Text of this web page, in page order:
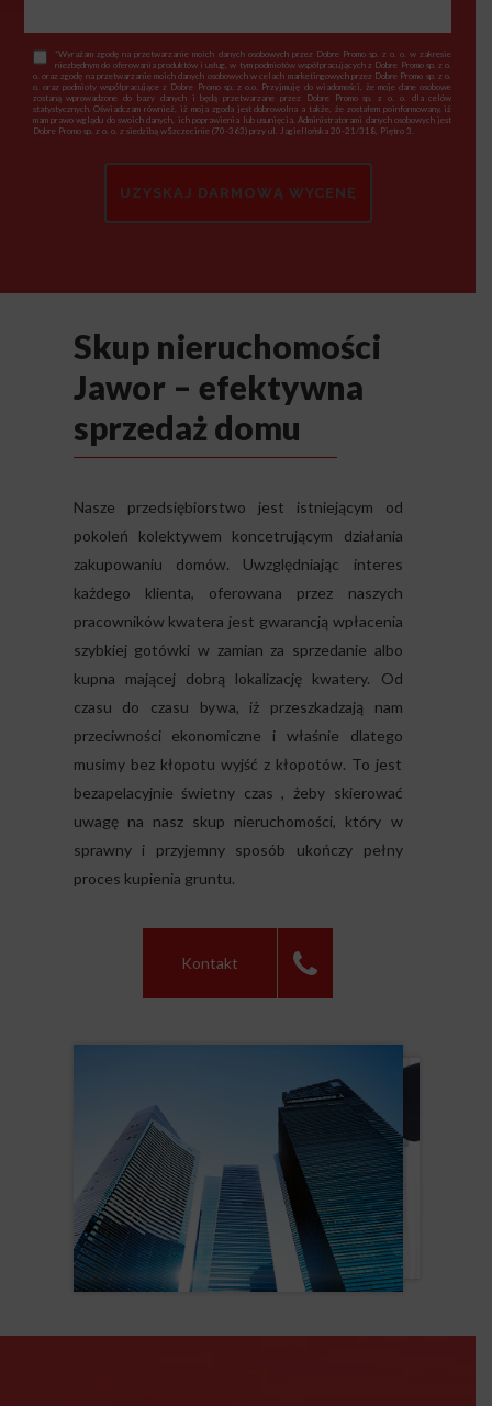
*Wyrażam zgodę na przetwarzanie moich danych osobowych przez Dobre Promo sp. z o. o. w zakresie
niezbędnym do oferowania produktów i usług, w tym podmiotów współpracujących z Dobre Promo sp. z o.
o. oraz zgodę na przetwarzanie moich danych osobowych w celach marketingowych przez Dobre Promo sp. z o.
o. oraz podmioty współpracujące z Dobre Promo sp. z o.o. Przyjmuję do wiadomości, że moje dane osobowe
zostaną wprowadzone do bazy danych i będą przetwarzane przez Dobre Promo sp. z o. o. dla celów
statystycznych. Oświadczam również, iż moja zgoda jest dobrowolna a także, że zostałem poinformowany, iż
mam prawo wglądu do swoich danych, ich poprawienia lub usunięcia. Administratorami danych osobowych jest
Dobre Promo sp. z o. o. z siedzibą wSzczecinie (70-363) przy ul. Jagiellońska 20-21/318, Piętro 3.
Skup nieruchomości
Jawor – efektywna
sprzedaż domu
Nasze przedsiębiorstwo jest istniejącym od
pokoleń kolektywem koncetrującym działania
zakupowaniu domów. Uwzględniając interes
każdego klienta, oferowana przez naszych
pracowników kwatera jest gwarancją wpłacenia
szybkiej gotówki w zamian za sprzedanie albo
kupna mającej dobrą lokalizację kwatery. Od
czasu do czasu bywa, iż przeszkadzają nam
przeciwności ekonomiczne i właśnie dlatego
musimy bez kłopotu wyjść z kłopotów. To jest
bezapelacyjnie świetny czas , żeby skierować
uwagę na nasz skup nieruchomości, który w
sprawny i przyjemny sposób ukończy pełny
proces kupienia gruntu.
Kontakt